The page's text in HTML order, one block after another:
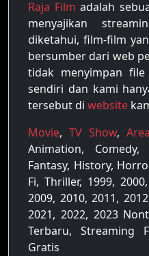
Raja Film adalah
menyajikan
diketahui, film-film
bersumber dari web
tidak menyimpan
sendiri dan kami
tersebut di website
Movie, TV Show,
Animation,
Fantasy, History,
Fi, Thriller, 1999,
2009, 2010, 2011,
2021, 2022, 2023
Terbaru, Streaming
Gratis